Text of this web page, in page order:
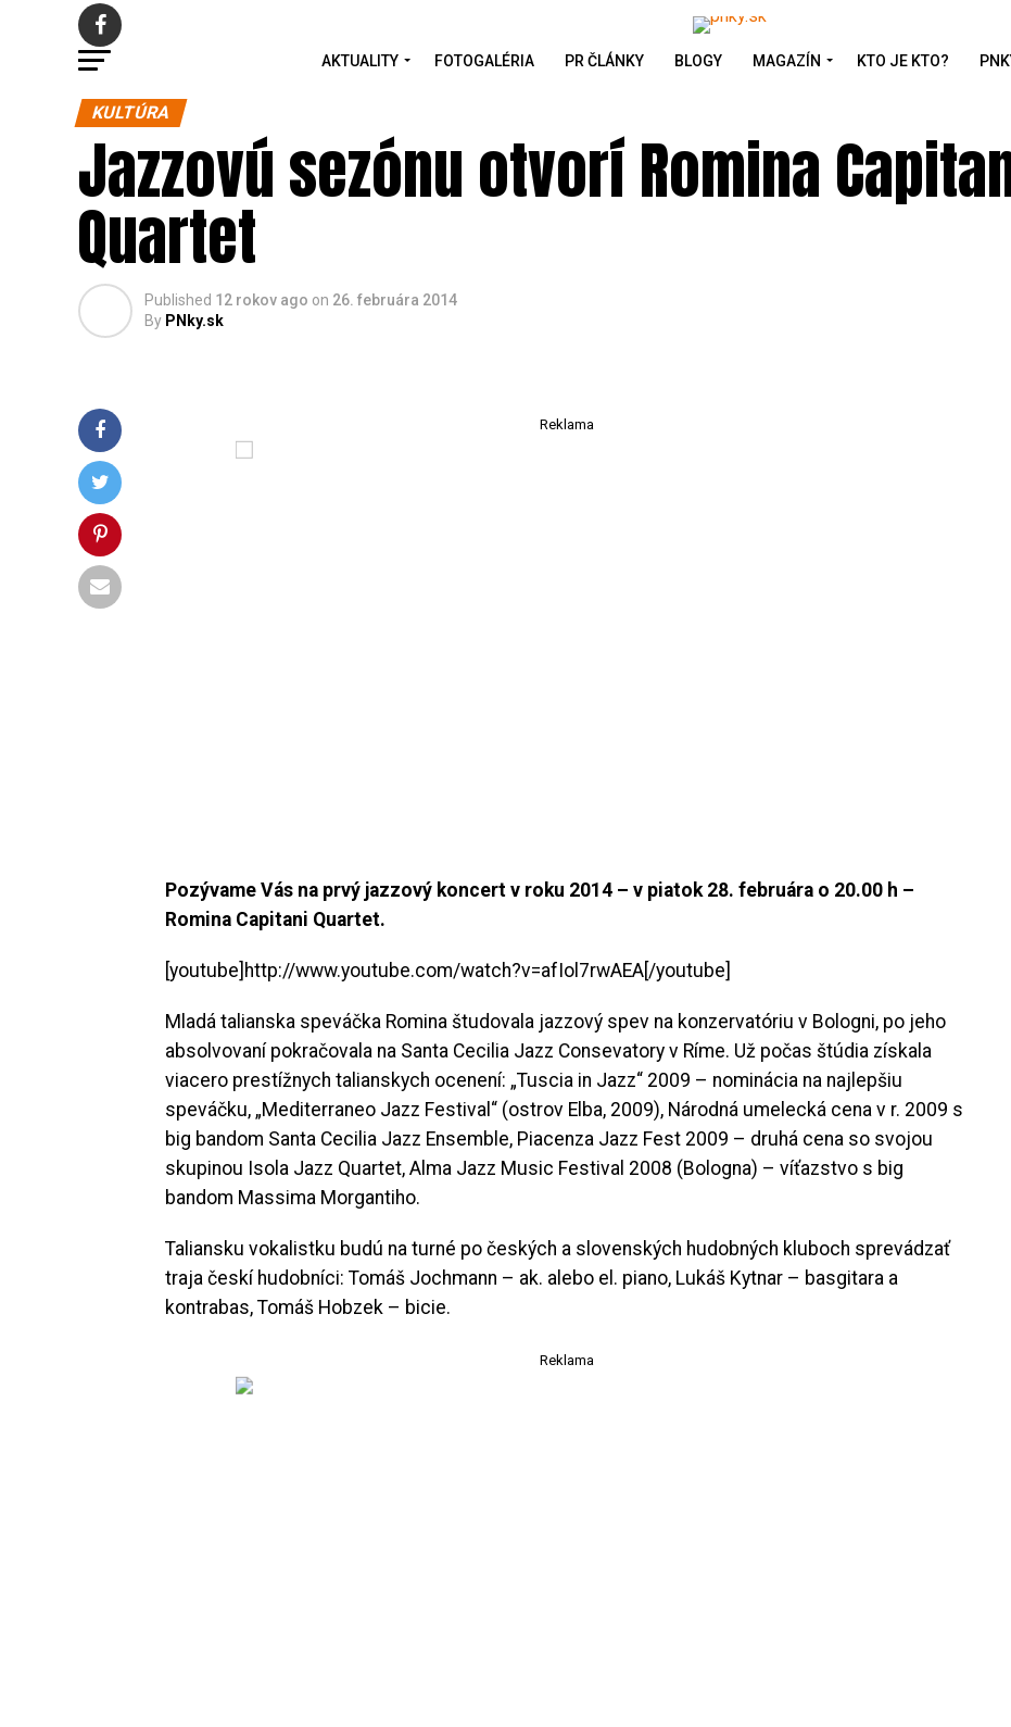
AKTUALITY FOTOGALÉRIA PR ČLÁNKY BLOGY MAGAZÍN KTO JE KTO?
KULTÚRA
Jazzovú sezónu otvorí Romina
Quartet
Published 12 rokov ago on 26. februára 2014
By PNky.sk
Reklama
Pozývame Vás na prvý jazzový koncert v roku 2014 – v piatok 28. februára o 20.00 h –
Romina Capitani Quartet.
[youtube]http://www.youtube.com/watch?v=afIol7rwAEA[/youtube]
Mladá talianska speváčka Romina študovala jazzový spev na konzervatóriu v Bologni, po jeho
absolvovaní pokračovala na Santa Cecilia Jazz Consevatory v Ríme. Už počas štúdia získala
viacero prestížnych talianskych ocenení: „Tuscia in Jazz“ 2009 – nominácia na najlepšiu
speváčku, „Mediterraneo Jazz Festival“ (ostrov Elba, 2009), Národná umelecká cena v r. 2009 s
big bandom Santa Cecilia Jazz Ensemble, Piacenza Jazz Fest 2009 – druhá cena so svojou
skupinou Isola Jazz Quartet, Alma Jazz Music Festival 2008 (Bologna) – víťazstvo s big
bandom Massima Morgantiho.
Taliansku vokalistku budú na turné po českých a slovenských hudobných kluboch sprevádzať
traja českí hudobníci: Tomáš Jochmann – ak. alebo el. piano, Lukáš Kytnar – basgitara a
kontrabas, Tomáš Hobzek – bicie.
Reklama